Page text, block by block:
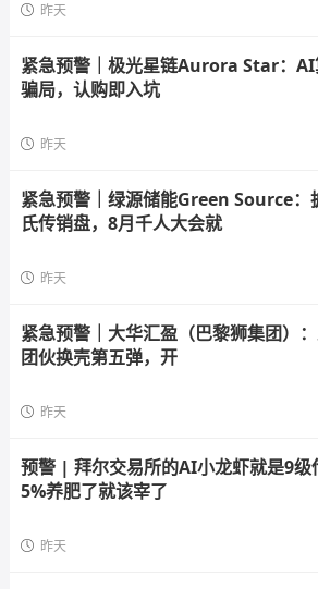
昨天
紧急预警｜极光星链Aurora Star：AI
骗局，认购即入坑
昨天
紧急预警｜绿源储能Green Source：
氏传销盘，8月千人大会就
昨天
紧急预警｜大华汇盈（巴黎狮集团）
团伙换壳第五弹，开
昨天
预警 | 拜尔交易所的AI小龙虾就是9级
5%养肥了就该宰了
昨天